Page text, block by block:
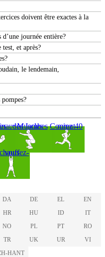
doivent être exactes à la
journée entière?
et après?
le lendemain,
Muscles des Jambes Courez 40 minut
Échauffez-vous
DA DE EL
EN
HR HU ID
IT
NO PL PT
RO
TR UK UR
VI
HANT